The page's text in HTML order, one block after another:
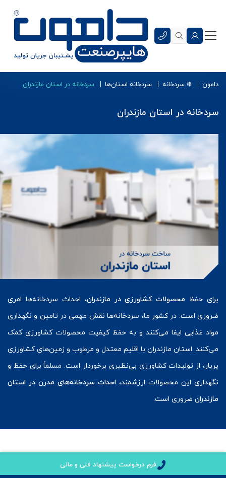
دامون ❄️ سردخانه سردخانه استان‌ها سردخانه در استان مازندران
سردخانه در استان مازندران
برای حفظ محصولات کشاورزی در مازندران، احداث سردخانه‌ها امری
ضروری است. در کشور ما، سردخانه‌ها نقش مهمی در تامین و نگهداری
مواد غذایی ایفا می‌کنند و به حفظ کیفیت محصولات کشاورزی کمک
می‌کنند. استان مازندران با اقلیم معتدل و مرطوب و زمین‌های کشاورزی
پربار، از تولیدات کشاورزی بی‌نظیری برخوردار است. مسلماً برای حفظ و
نگهداری این محصولات ارزشمند، احداث سردخانه‌های مدرن در استان
مازندران ضروری است.
فرم درخواست پیشنهاد فنی و مالی